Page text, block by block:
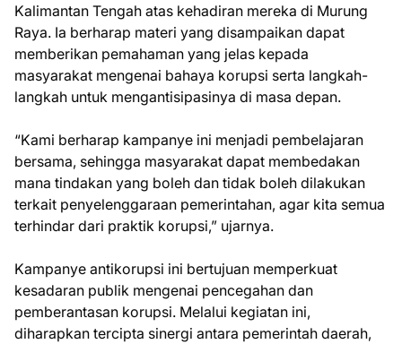
Kalimantan Tengah atas kehadiran mereka di Murung
Raya. Ia berharap materi yang disampaikan dapat
memberikan pemahaman yang jelas kepada
masyarakat mengenai bahaya korupsi serta langkah-
langkah untuk mengantisipasinya di masa depan.
“Kami berharap kampanye ini menjadi pembelajaran
bersama, sehingga masyarakat dapat membedakan
mana tindakan yang boleh dan tidak boleh dilakukan
terkait penyelenggaraan pemerintahan, agar kita semua
terhindar dari praktik korupsi,” ujarnya.
Kampanye antikorupsi ini bertujuan memperkuat
kesadaran publik mengenai pencegahan dan
pemberantasan korupsi. Melalui kegiatan ini,
diharapkan tercipta sinergi antara pemerintah daerah,